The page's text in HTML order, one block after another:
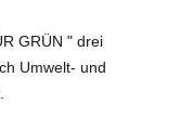
GRÜN " drei
Umwelt- und